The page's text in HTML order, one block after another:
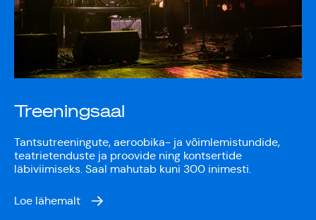
ERM tantsib
Jõuluootuskontsert
4.detsembril 2023
Pauluse kirikus
Vilniuses 2022
Treeningsaal
Tantsutreeningute, aeroobika- ja võimlemistundide,
teatrietenduste ja proovide ning kontsertide
läbiviimiseks. Saal mahutab kuni 300 inimesti.
Loe lähemalt